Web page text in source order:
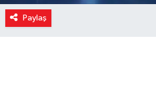
Paylaş